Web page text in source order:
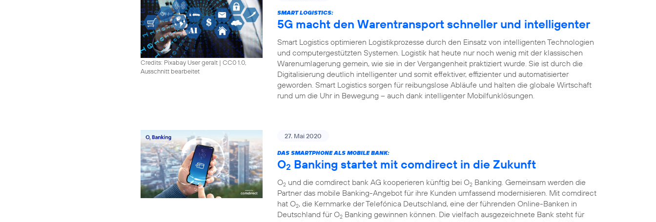
Credits: Pixabay User geralt | CC0 1.0,
Ausschnitt bearbeitet
SMART LOGISTICS:
5G macht den Warentransport schneller und intelligenter
Smart Logistics optimieren Logistikprozesse durch den Einsatz von intelligenten Technologien
und computergestützten Systemen. Logistik hat heute nur noch wenig mit der klassischen
Warenumlagerung gemein, wie sie in der Vergangenheit praktiziert wurde. Sie ist durch die
Digitalisierung deutlich intelligenter und somit effektiver, effizienter und automatisierter
geworden. Smart Logistics sorgen für reibungslose Abläufe und halten die globale Wirtschaft
rund um die Uhr in Bewegung – auch dank intelligenter Mobilfunklösungen.
27. Mai 2020
DAS SMARTPHONE ALS MOBILE BANK:
O2 Banking startet mit comdirect in die Zukunft
O2 und die comdirect bank AG kooperieren künftig bei O2 Banking. Gemeinsam werden die
Partner das mobile Banking-Angebot für ihre Kunden umfassend modernisieren. Mit comdirect
hat O2, die Kernmarke der Telefónica Deutschland, eine der führenden Online-Banken in
Deutschland für O2 Banking gewinnen können. Die vielfach ausgezeichnete Bank steht für